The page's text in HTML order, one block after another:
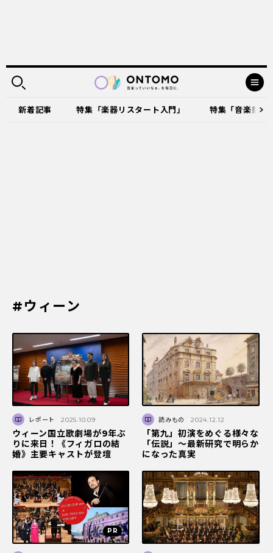
新着記事 特集「楽器リスタート入門」 特集「音楽祭
#ウィーン
レポート 2025.10.09
ウィーン国立歌劇場が9年ぶ
りに来日！《フィガロの結
婚》主要キャストが登壇
読みもの 2024.12.12
「第九」初演をめぐる様々な
「伝説」～最新研究で明らか
になった真実